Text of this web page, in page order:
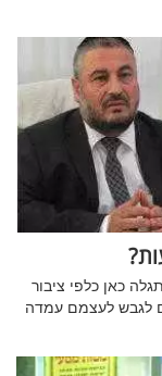
כאן כלפי ציבור
לגבש לעצמם עמדה